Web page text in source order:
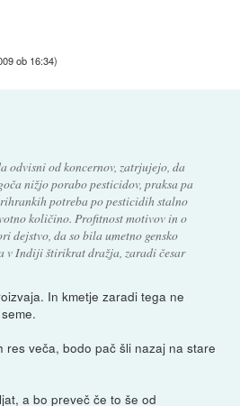
ob 16:34)
odvisni od koncernov, zatrjujejo, da
nižjo porabo pesticidov, praksa pa
potreba po pesticidih stalno
količino. Profitnost motivov in o
dejstvo, da so bila umetno gensko
v Indiji štirikrat dražja, zaradi česar
In kmetje zaradi tega ne
res veča, bodo pač šli nazaj na stare
a bo preveč če to še od